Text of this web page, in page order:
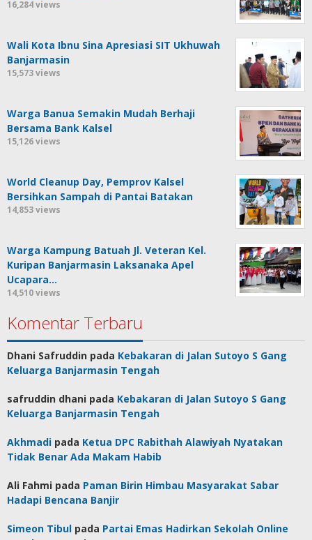
16,284 views
Wali Kota Ibnu Sina Apresiasi SIT Ukhuwah
Banjarmasin
15,573 views
Warga Banua Semakin Mudah Berhaji
Bersama Bank Kalsel
15,126 views
World Cleanup Day, Pemprov Kalsel
Bersihkan Sampah di Pantai Batakan
14,853 views
Warga Kampung Batuah Jl. Veteran Kel.
Kuripan Banjarmasin Laksanaka Apel
Ucapara…
14,510 views
Komentar Terbaru
Dhani Safruddin pada Kebakaran di Jalan Sutoyo S Gang
Keluarga Banjarmasin Tengah
safruddin dhani pada Kebakaran di Jalan Sutoyo S Gang
Keluarga Banjarmasin Tengah
Akhmadi pada Ketua DPC Rabithah Alawiyah Nyatakan
Tidak Benar Ada Makam Habib
Ali Fahmi pada Paman Birin Himbau Masyarakat Sabar
Hadapi Bencana Banjir
Simeon Tibul pada Partai Emas Hadirkan Sekolah Online